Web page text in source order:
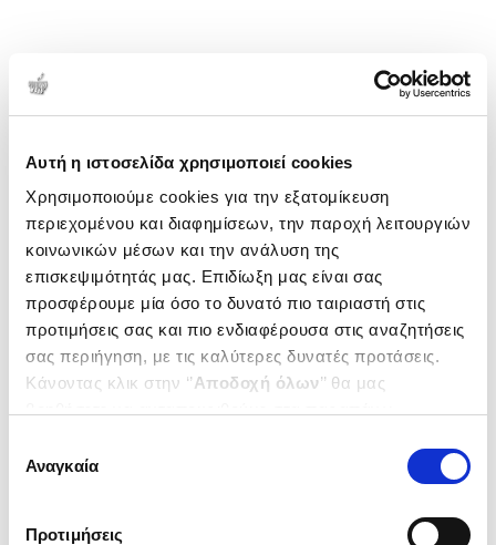
Αυτή η ιστοσελίδα χρησιμοποιεί cookies
Χρησιμοποιούμε cookies για την εξατομίκευση
περιεχομένου και διαφημίσεων, την παροχή λειτουργιών
κοινωνικών μέσων και την ανάλυση της
επισκεψιμότητάς μας. Επιδίωξη μας είναι σας
προσφέρουμε μία όσο το δυνατό πιο ταιριαστή στις
προτιμήσεις σας και πιο ενδιαφέρουσα στις αναζητήσεις
σας περιήγηση, με τις καλύτερες δυνατές προτάσεις.
Κάνοντας κλικ στην ‘’Αποδοχή όλων’’ θα μας
ενδιαφέρουν και να επιλέξετε από τα παρακάτω με την
΄΄και να ενημερωθείτε σχετικά με
συγκατάθεσης
Αναγκαία
Προτιμήσεις